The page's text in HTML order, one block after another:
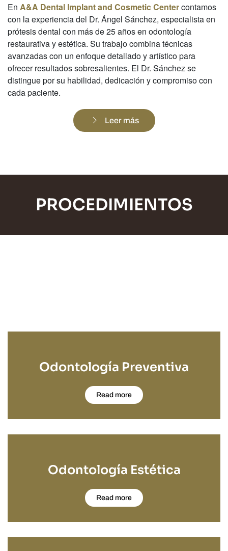
En A&A Dental Implant and Cosmetic Centercontamos
con la experiencia del Dr. Ángel Sánchez, especialista en
prótesis dental con más de 25 años en odontología
restaurativa y estética. Su trabajo combina técnicas
avanzadas con un enfoque detallado y artístico para
ofrecer resultados sobresalientes. El Dr. Sánchez se
distingue por su habilidad, dedicación y compromiso con
cada paciente.
Leer más
PROCEDIMIENTOS
Odontología Preventiva
Read more
Odontología Estética
Read more